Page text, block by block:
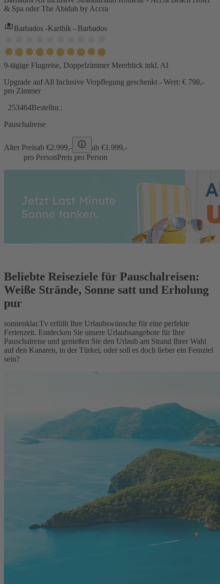
& Spa oder The Abidah by Accra
Barbados -Karibik - Barbados
9-tägige Flugreise, Doppelzimmer Meerblick inkl. AI
Upgrade auf All Inclusive Verpflegung geschenkt - Wert: € 798,-
pro Zimmer
253464Bestellnr.:
Pauschalreise
Alter Preisab €2.999,- ab €1.999,-
pro PersonPreis pro Person
Beliebte Reiseziele für Pauschalreisen:
Weiße Strände, Sonne satt und Erholung
pur
sonnenklar.Tv erfüllt Ihre Urlaubswünsche für eine perfekte
Ferienzeit. Entdecken Sie unsere Urlaubsangebote für Ihre
Pauschalreise und genießen Sie den Urlaub am Strand Ihrer Wahl
auf den Kanaren, in der Türkei, oder soll es doch lieber ein Fernziel
sein?